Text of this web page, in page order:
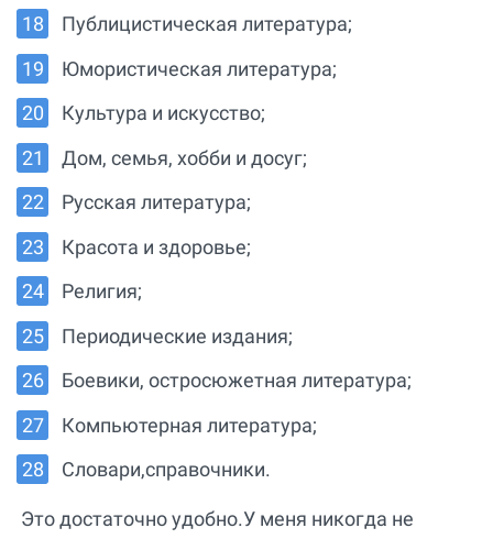
Публицистическая литература;
Юмористическая литература;
Культура и искусство;
Дом, семья, хобби и досуг;
Русская литература;
Красота и здоровье;
Религия;
Периодические издания;
Боевики, остросюжетная литература;
Компьютерная литература;
Словари,справочники.
Это достаточно удобно.У меня никогда не